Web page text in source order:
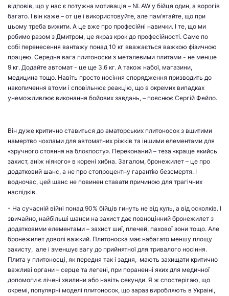
відповів, що у нас є потужна мотивація – NLAW у бійця один, а ворогів
багато. І він каже – от це і використовуйте, але пам’ятайте, що при
цьому треба вижити. А це вже про професійні навички. І те, що ми
робимо разом з Дмитром, це якраз крок до професійності. Саме по
собі перенесення вантажу понад 10 кг вважається важкою фізичною
працею. Середня вага плитоноски з металевими плитами - не менше
9 кг. Додайте автомат - це ще 3,6 кг. А також набої, магазини,
медицина тощо. Навіть просто носіння спорядження призводить до
накопичення втоми і сповільнює реакцію, що в окремих випадках
унеможливлює виконання бойових завдань, – пояснює Сергій Фейло.
Він дуже критично ставиться до аматорських плитоносок з вшитими
намертво чохлами для автоматних ріжків та іншими елементами для
«зручного стояння на блокпосту». Переконаний – теза «краще якийсь
захист, аніж ніякого» в корені хибна. Загалом, бронежилет – це про
додатковий шанс, а не про стопроцентну гарантію безсмертя. І
водночас, цей шанс не повинен ставати причиною для трагічних
наслідків.
- На сучасній війні понад 90% бійців гинуть не від куль, а від осколків. І
звичайно, найбільші шанси на захист дає повноцінний бронежилет з
додатковими елементами – захист шиї, плечей, пахової зони тощо. Але
бронежилет доволі важкий. Плитоноска має набагато меншу площу
захисту, але і зменшує вагу до прийнятної для тривалого носіння.
Плита у плитоносці, як передня так і задня, мають захищати критично
важливі органи – серце та легені, при пораненні яких для медичної
допомоги є лічені хвилини або навіть секунди. Я ж спостерігаю, що
окремі, популярні моделі плитоносок, що зараз виробляють в Украіні,